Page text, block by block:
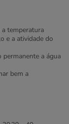
temperatura
e a atividade do
permanente a água
bem a